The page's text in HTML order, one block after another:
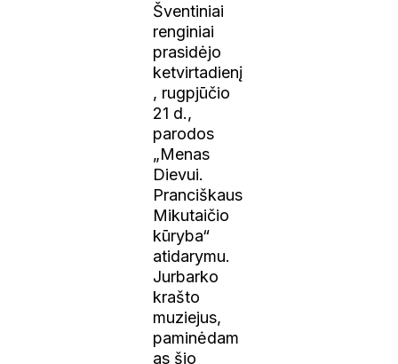
Šventiniai
renginiai
prasidėjo
ketvirtadienį
, rugpjūčio
21 d.,
parodos
„Menas
Dievui.
Pranciškaus
Mikutaičio
kūryba“
atidarymu.
Jurbarko
krašto
muziejus,
paminėdam
as šio